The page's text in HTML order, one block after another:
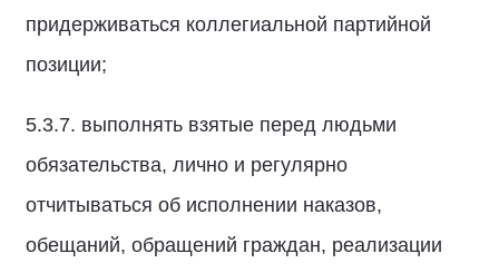
придерживаться коллегиальной партийной
позиции;
5.3.7. выполнять взятые перед людьми
обязательства, лично и регулярно
отчитываться об исполнении наказов,
обещаний, обращений граждан, реализации